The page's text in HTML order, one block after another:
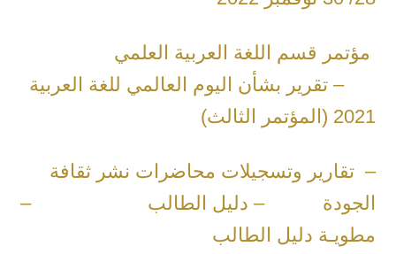
مؤتمر قسم اللغة العربية العلمي
– تقرير بشأن اليوم العالمي للغة العربية
2021 (المؤتمر الثالث)
– تقارير وتسجيلات محاضرات نشر ثقافة
الجودة
– دليل الطالب
–
مطويـة دليل الطالب